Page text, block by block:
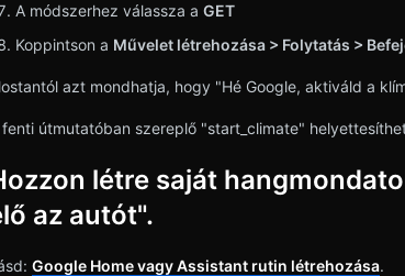
A módszerhez válassza a GET
Koppintson a Művelet létrehozása > Folytatás >
azt mondhatja, hogy "Hé Google, aktiváld a
fenti útmutatóban szereplő "start_climate"
létre saját
az autót".
Google Home vagy Assistant rutin létrehozása.